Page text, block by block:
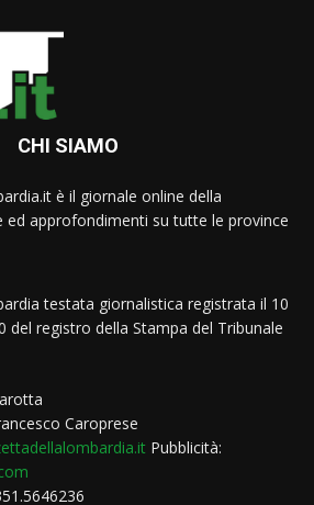
CHI SIAMO
è il giornale online della
ed approfondimenti su tutte le province
testata giornalistica registrata il 10
del registro della Stampa del Tribunale
Caroprese
Pubblicità: